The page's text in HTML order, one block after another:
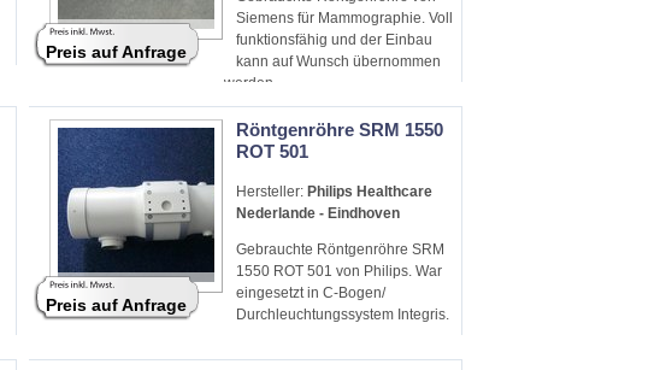
Siemens für Mammographie. Voll
funktionsfähig und der Einbau
kann auf Wunsch übernommen
werden.
Preis auf Anfrage
Röntgenröhre SRM 1550
ROT 501
Hersteller: Philips Healthcare
Nederlande - Eindhoven
Gebrauchte Röntgenröhre SRM
1550 ROT 501 von Philips. War
eingesetzt in C-Bogen/
Durchleuchtungssystem Integris.
Preis auf Anfrage